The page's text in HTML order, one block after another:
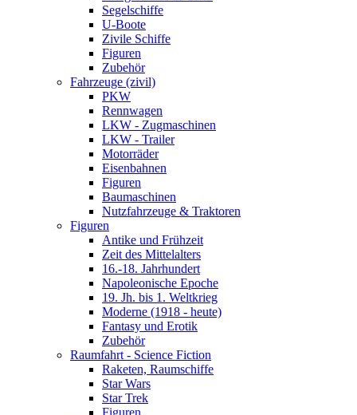
Segelschiffe
U-Boote
Zivile Schiffe
Figuren
Zubehör
Fahrzeuge (zivil)
PKW
Rennwagen
LKW - Zugmaschinen
LKW - Trailer
Motorräder
Eisenbahnen
Figuren
Baumaschinen
Nutzfahrzeuge & Traktoren
Figuren
Antike und Frühzeit
Zeit des Mittelalters
16.-18. Jahrhundert
Napoleonische Epoche
19. Jh. bis 1. Weltkrieg
Moderne (1918 - heute)
Fantasy und Erotik
Zubehör
Raumfahrt - Science Fiction
Raketen, Raumschiffe
Star Wars
Star Trek
Figuren